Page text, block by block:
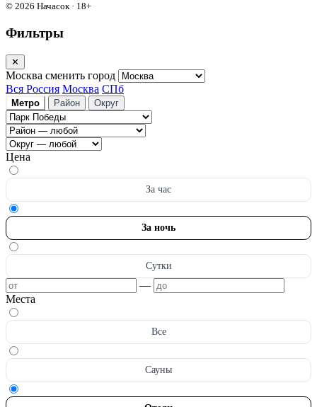
© 2026 Начасок · 18+
Фильтры
✕
Москва сменить город
Вся Россия Москва СПб
Метро Район Округ
Цена
За час
За ночь
Сутки
—
Места
Все
Сауны